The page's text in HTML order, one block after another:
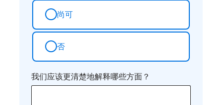
尚可
否
我们应该更清楚地解释哪些方面？